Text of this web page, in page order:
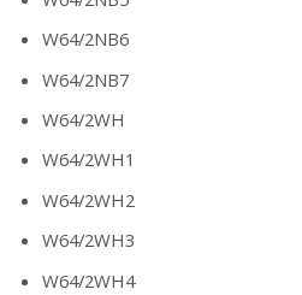
W64/2NB6
W64/2NB7
W64/2WH
W64/2WH1
W64/2WH2
W64/2WH3
W64/2WH4